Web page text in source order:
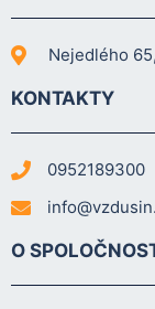
Nejedlého
KONTAKTY
0952189300
O